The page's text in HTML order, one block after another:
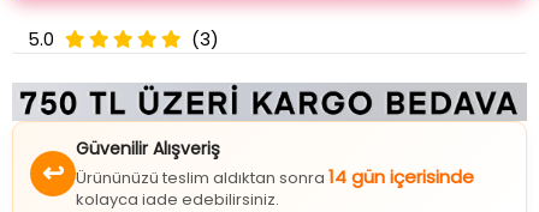
5.0 (3)
↩
Güvenilir Alışveriş
Ürününüzü teslim aldıktan sonra 14 gün içerisinde
kolayca iade edebilirsiniz.